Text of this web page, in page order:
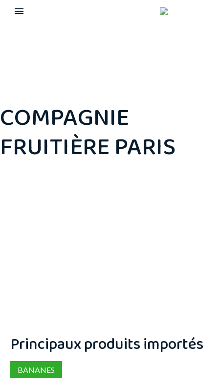
COMPAGNIE
FRUITIÈRE PARIS
Principaux produits importés
BANANES